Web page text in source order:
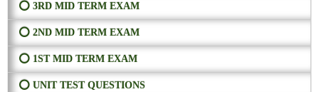
⭕ 3RD MID TERM EXAM
⭕ 2ND MID TERM EXAM
⭕ 1ST MID TERM EXAM
⭕ UNIT TEST QUESTIONS